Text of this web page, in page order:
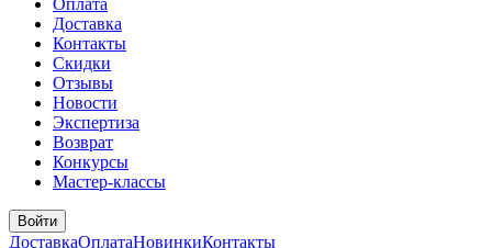
Оплата
Доставка
Контакты
Скидки
Отзывы
Новости
Экспертиза
Возврат
Конкурсы
Мастер-классы
Войти
ДоставкаОплатаНовинкиКонтакты